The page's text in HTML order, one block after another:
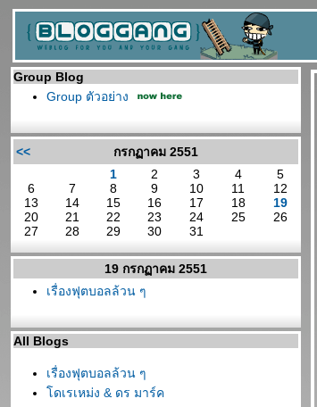
Group Blog
Group ตัวอย่าง
<<
กรกฏาคม 2551
1
2 3 4
5
6
7 8 9 10 11
12
13
14 15 16 17 18
19
20
21 22 23 24 25
26
27
28 29 30 31
19 กรกฏาคม 2551
เรื่องฟุตบอลล้วน ๆ
All Blogs
เรื่องฟุตบอลล้วน ๆ
ดเรเหม่ง & ดร มาร์ค